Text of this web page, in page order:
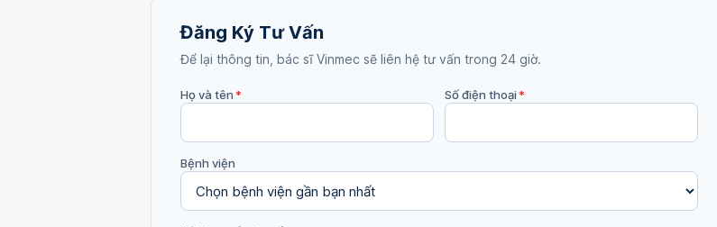
Đăng Ký Tư Vấn
Để lại thông tin, bác sĩ Vinmec sẽ liên hệ tư vấn trong 24 giờ.
Họ và tên* Số điện thoại*
Bệnh viện